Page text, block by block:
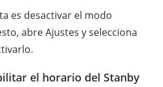
es desactivar el modo
abre Ajustes y selecciona
el horario del Stanby